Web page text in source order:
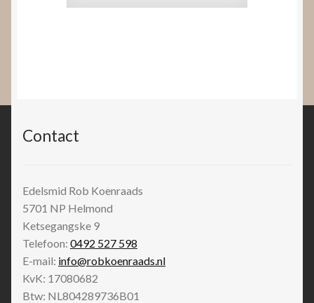
Contact
Edelsmid Rob Koenraads
5701 NP Helmond
Ketsegangske 9
Telefoon: 0492 527 598
E-mail: info@robkoenraads.nl
KvK: 17080682
Btw: NL804289736B01